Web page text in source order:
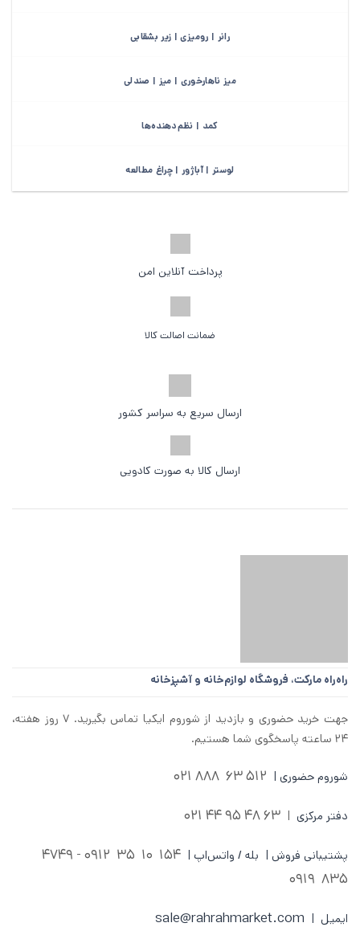
رانر | رومیزی | زیر بشقابی
میز ناهارخوری | میز | صندلی
کمد | نظم‌دهنده‌ها
لوستر | آباژور | چراغ مطالعه
پرداخت آنلاین امن
ضمانت اصالت کالا
ارسال سریع به سراسر کشور
ارسال کالا به صورت کادویی
راه‌راه مارکت، فروشگاه لوازم‌خانه و آشپزخانه
جهت خرید حضوری و بازدید از شوروم ایکیا تماس بگیرید. ۷ روز هفته،
۲۴ ساعته پاسخگوی شما هستیم.
شوروم حضوری | 512 63 888 021
دفتر مرکزی |
63 48 95 44 021
پشتیبانی فروش | بله / واتس‌اپ | 154 10 35
835 0919
ایمیل | sale@rahrahmarket.com